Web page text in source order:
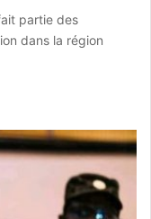
partie des
dans la région